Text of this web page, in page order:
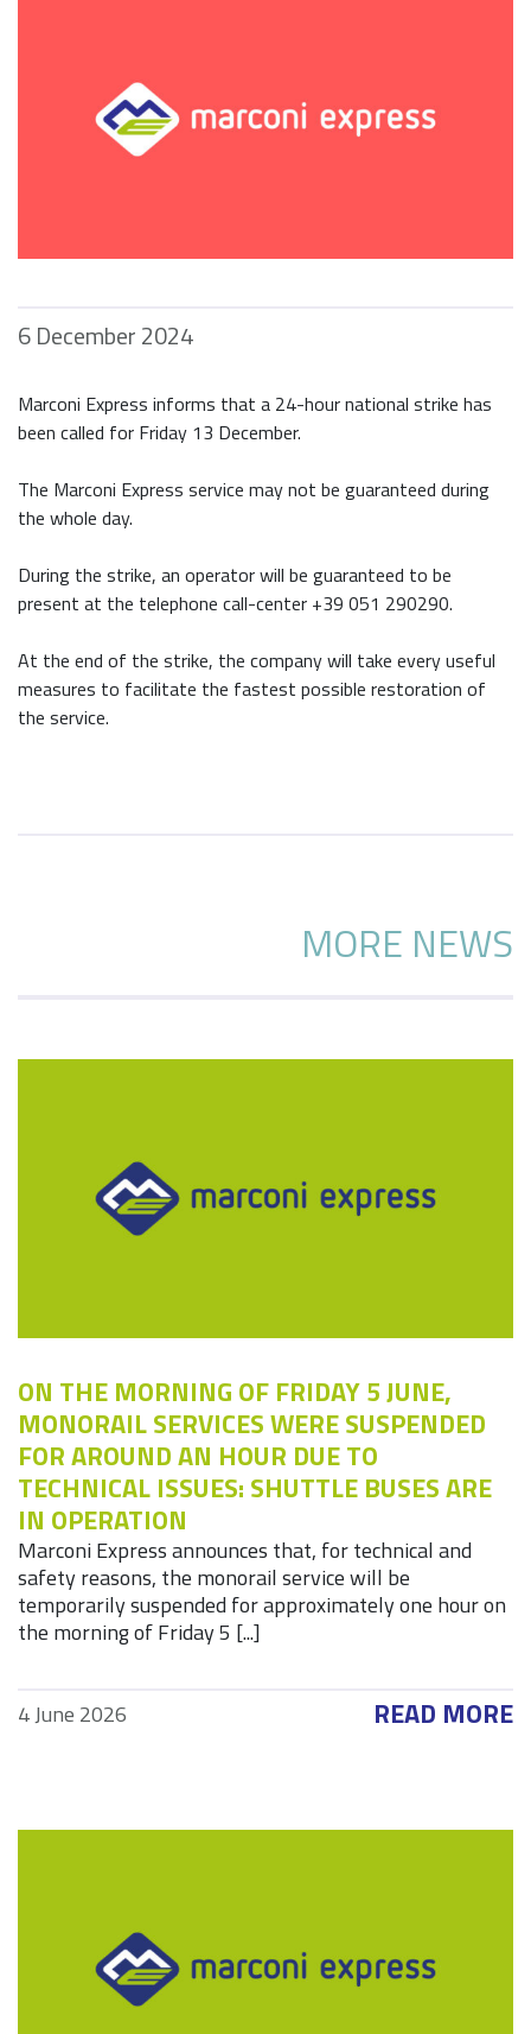
6 December 2024
Marconi Express informs that a 24-hour national strike has
been called for Friday 13 December.
The Marconi Express service may not be guaranteed during
the whole day.
During the strike, an operator will be guaranteed to be
present at the telephone call-center +39 051 290290.
At the end of the strike, the company will take every useful
measures to facilitate the fastest possible restoration of
the service.
MORE NEWS
ON THE MORNING OF FRIDAY 5 JUNE,
MONORAIL SERVICES WERE SUSPENDED
FOR AROUND AN HOUR DUE TO
TECHNICAL ISSUES: SHUTTLE BUSES ARE
IN OPERATION
Marconi Express announces that, for technical and
safety reasons, the monorail service will be
temporarily suspended for approximately one hour on
the morning of Friday 5 [...]
4 June 2026 READ MORE